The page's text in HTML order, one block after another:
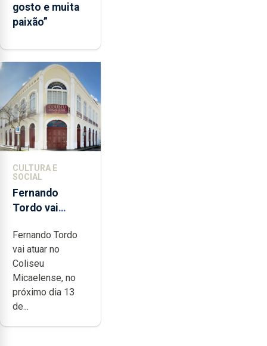
gosto e muita
paixão”
CULTURA E
SOCIAL
Fernando
Tordo vai
anos de
carreira no
Coliseu
Micaelense
Fernando Tordo
vai atuar no
Coliseu
Micaelense, no
próximo dia 13
de...